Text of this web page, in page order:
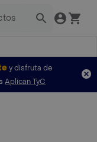
y disfruta de
Aplican TyC